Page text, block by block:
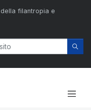
filantropia e